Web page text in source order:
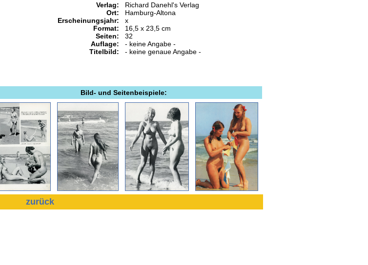
Verlag:
Ort:
Erscheinungsjahr:
Format:
Seiten:
Auflage:
Titelbild:
Richard Danehl's Verlag
Hamburg-Altona
x
16,5 x 23,5 cm
32
- keine Angabe -
- keine genaue Angabe -
Bild- und Seitenbeispiele:
zurück